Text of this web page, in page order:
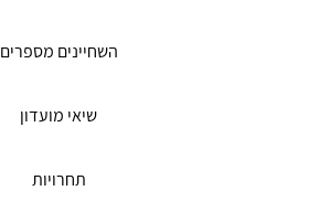
השחיינים מספרים
שיאי מועדון
תחרויות